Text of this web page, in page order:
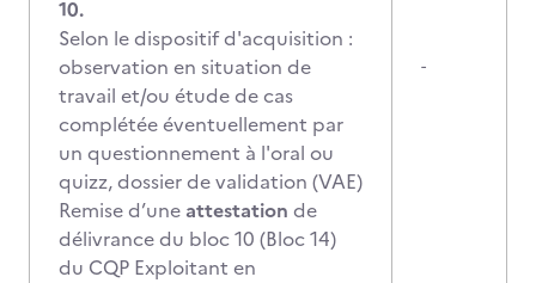
10.
Selon le dispositif d'acquisition :
observation en situation de
travail et/ou étude de cas
complétée éventuellement par
un questionnement à l'oral ou
quizz, dossier de validation (VAE)
Remise d’une attestation de
délivrance du bloc 10 (Bloc 14)
du CQP Exploitant en
-